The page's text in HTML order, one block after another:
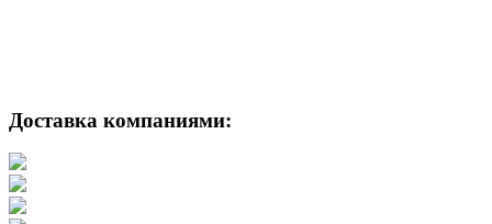
Доставка компаниями: